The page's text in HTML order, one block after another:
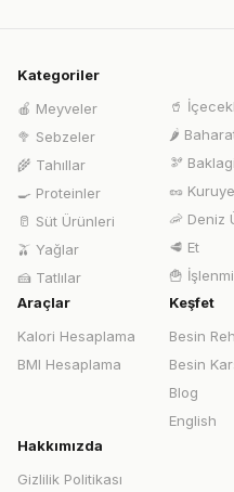
Kategoriler
🍎 Meyveler
🥦 Sebzeler
🌾 Tahıllar
🍳 Proteinler
🥛 Süt Ürünleri
🫒 Yağlar
🍰 Tatlılar
🥤
🌶️
🫘
🥜
🦐 Deniz
🥩 Et
🍟
Araçlar
Kalori Hesaplama
BMI Hesaplama
Keşfet
Besin
Besin
Blog
English
Hakkımızda
Gizlilik Politikası